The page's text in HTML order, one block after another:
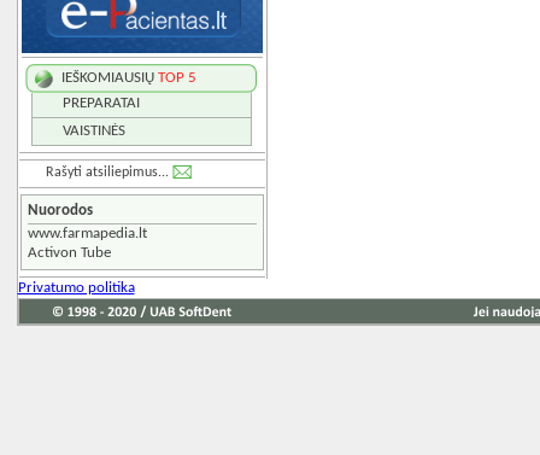
IEŠKOMIAUSIŲ TOP 5
PREPARATAI
VAISTINĖS
Rašyti atsiliepimus...
Nuorodos
www.farmapedia.lt
Activon Tube
Privatumo politika